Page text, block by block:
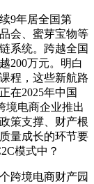
9年居全国第
会、蜜芽宝物等
系统。跨越全国
200万元。明白
程，这些新航路
在2025年中国
境电商企业推出
策支撑、财产根
量成长的环节要
模式中？
跨境电商财产园